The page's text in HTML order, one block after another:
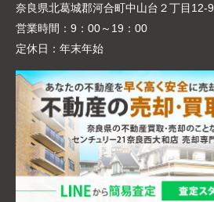
奈良県北葛城郡河合町中山台２丁目12-9
営業時間： 9：00～19：00
定休日： 年末年始